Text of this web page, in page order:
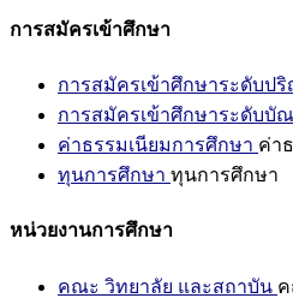
การสมัครเข้าศึกษา
การสมัครเข้าศึกษาระดับ
การสมัครเข้าศึกษาระดับบั
ค่าธรรมเนียมการศึกษา ค่า
ทุนการศึกษา ทุนการศึกษา
หน่วยงานการศึกษา
คณะ วิทยาลัย และสถาบัน